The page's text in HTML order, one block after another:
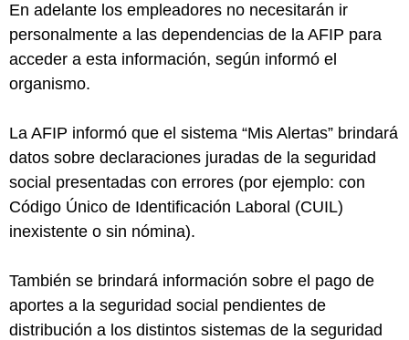
En adelante los empleadores no necesitarán ir
personalmente a las dependencias de la AFIP para
acceder a esta información, según informó el
organismo.
La AFIP informó que el sistema “Mis Alertas” brindará
datos sobre declaraciones juradas de la seguridad
social presentadas con errores (por ejemplo: con
Código Único de Identificación Laboral (CUIL)
inexistente o sin nómina).
También se brindará información sobre el pago de
aportes a la seguridad social pendientes de
distribución a los distintos sistemas de la seguridad